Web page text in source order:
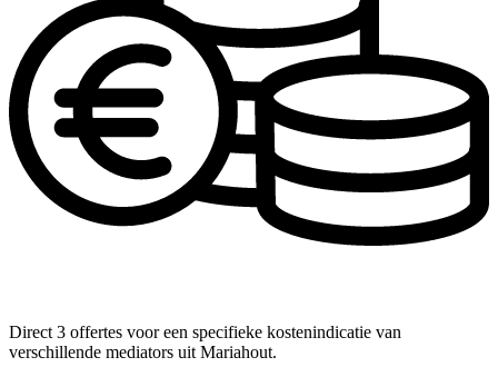
Direct 3 offertes voor een specifieke kostenindicatie van
verschillende mediators uit Mariahout.